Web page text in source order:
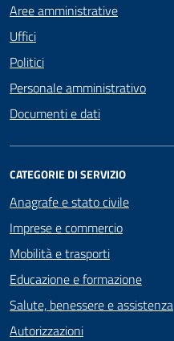
Aree amministrative
Uffici
Politici
Personale amministrativo
Documenti e dati
CATEGORIE DI SERVIZIO
Anagrafe e stato civile
Imprese e commercio
Mobilità e trasporti
Educazione e formazione
Salute, benessere e assistenza
Autorizzazioni